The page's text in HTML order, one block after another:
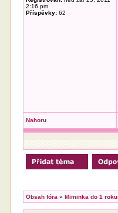
2:16 pm
Příspěvky: 62
Nahoru
Obsah fóra »Miminka do 1 roku